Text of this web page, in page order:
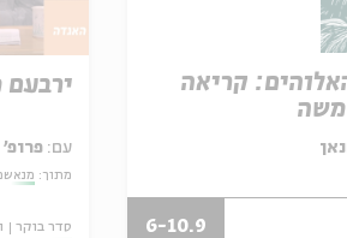
קריאה
משה
6-10.9
ירבעם
עם: פרופ'
מתוך:
סדר בוקר